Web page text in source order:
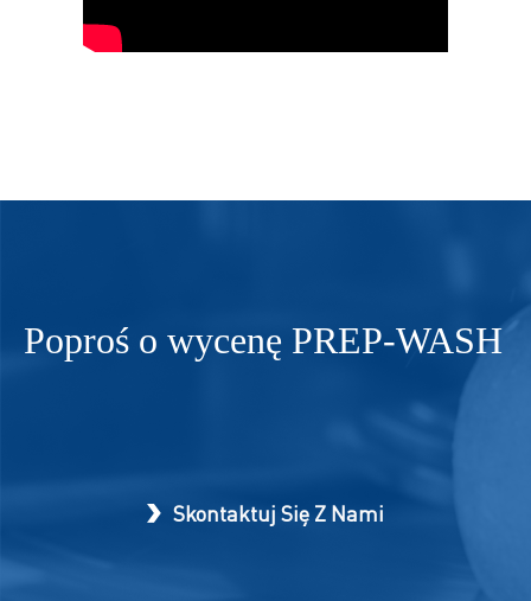
Poproś o wycenę PREP-WASH
Skontaktuj Się Z Nami